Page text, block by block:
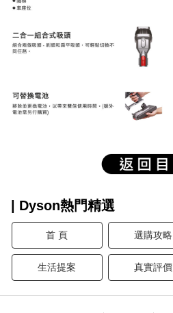
| Dyson熱門精選
首 頁 選購攻略
生活提案 真實評價